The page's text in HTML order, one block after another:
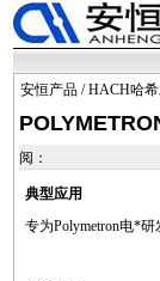
安恒产品 /HACH哈
阅：
典型应用
专为Polymetron电*研